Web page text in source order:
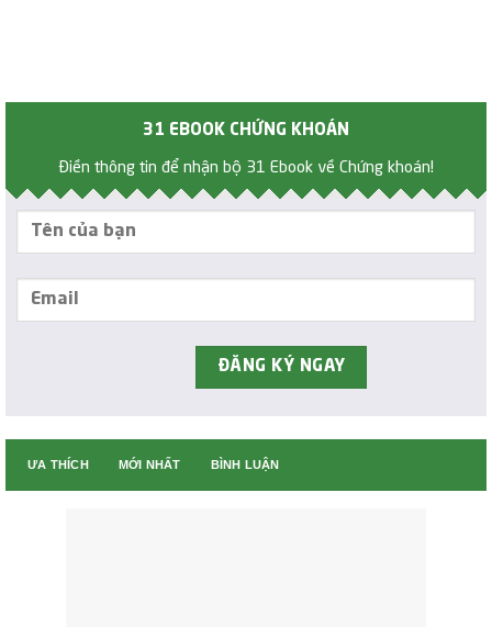
31 EBOOK CHỨNG KHOÁN
Điền thông tin để nhận bộ 31 Ebook về Chứng khoán!
ƯA THÍCH MỚI NHẤT BÌNH LUẬN